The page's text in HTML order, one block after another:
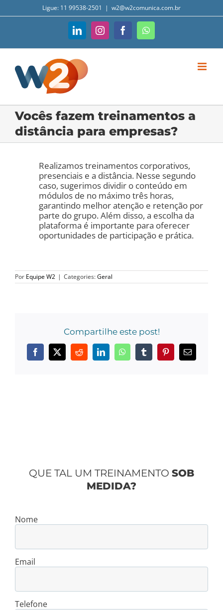
para
Ligue: 11 99538-2501 | w2@w2comunica.com.br
LinkedInInstagramFacebookWhatsApp
Vocês fazem treinamentos a
distância para empresas?
Realizamos treinamentos corporativos,
presenciais e a distância. Nesse segundo
caso, sugerimos dividir o conteúdo em
módulos de no máximo três horas,
garantindo melhor atenção e retenção por
parte do grupo. Além disso, a escolha da
plataforma é importante para oferecer
oportunidades de participação e prática.
Por Equipe W2 | Categories:Geral
Compartilhe este post!
Facebook
X RedditLinkedInWhatsAppTumblrPinterest
E-
QUE TAL UM TREINAMENTO SOB
MEDIDA?
Nome
Email
Telefone